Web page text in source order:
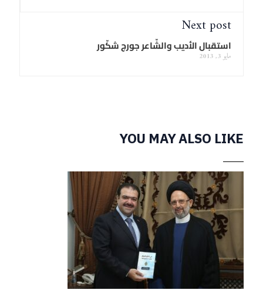
Next post
استقبال الأديب والشّاعر جورج شكّور
مايو 3, 2013
YOU MAY ALSO LIKE